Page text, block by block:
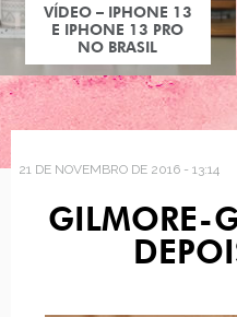
VÍDEO – IPHONE 13
E IPHONE 13 PRO
NO BRASIL
21 DE NOVEMBRO DE 2016 - 13:14
GILMORE-